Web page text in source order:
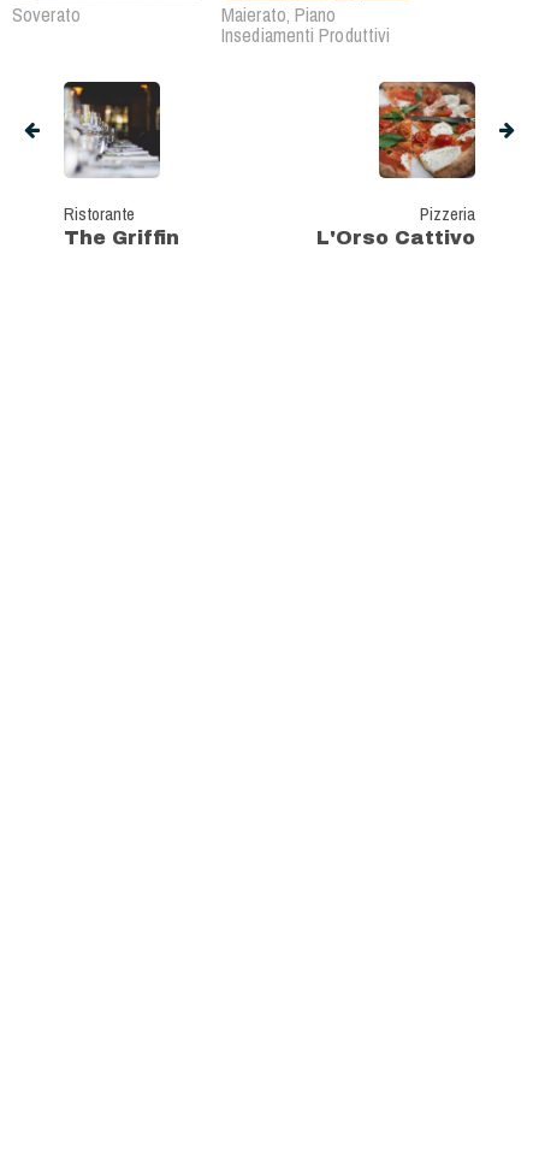
Soverato Maierato, Piano
Insediamenti Produttivi
Ristorante
The Griffin
Pizzeria
L'Orso Cattivo